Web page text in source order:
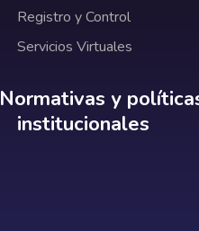
Registro y Control
Servicios Virtuales
Normativas y
Normativas y
institucionales